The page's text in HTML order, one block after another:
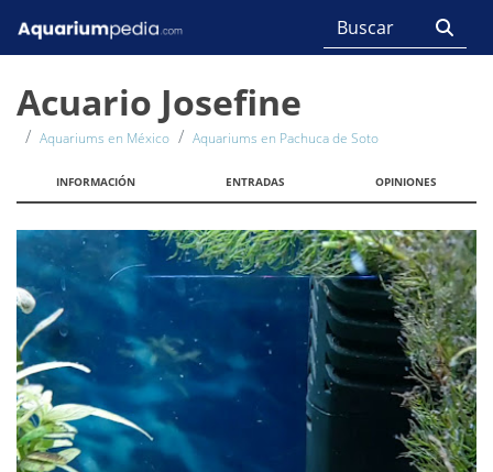
Acuario Josefine
Aquariums en México Aquariums en Pachuca de Soto
INFORMACIÓN ENTRADAS OPINIONES